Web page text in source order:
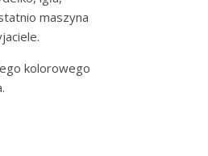
maszyna
kolorowego